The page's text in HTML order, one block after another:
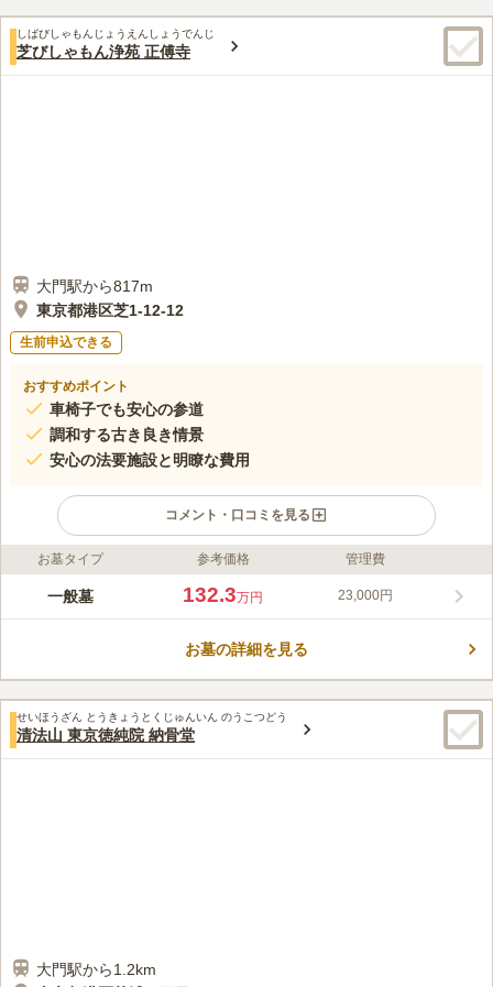
口コミ評価
この霊園はまだ誰からも評価されていません。
しばびしゃもんじょうえんしょうでんじ
芝びしゃもん浄苑 正傅寺
大門駅から817m
東京都港区芝1-12-12
生前申込できる
おすすめポイント
車椅子でも安心の参道
調和する古き良き情景
安心の法要施設と明瞭な費用
コメント・口コミを見る
ライフドット編集部のコメント
正傅寺は、車椅子でも利用可能な平坦な参道を備え、安心してお
でしょう。仏事は正傅寺住職が執り行い、菩提寺がない方でも安
口コミ評価
この霊園はまだ誰からも評価されていません。
お墓タイプ 参考価格 管理費
一般墓 132.3万円 23,000円
お墓の詳細を見る
せいほうざん とうきょうとくじゅんいん のうこつどう
清法山 東京徳純院 納骨堂
大門駅から1.2km